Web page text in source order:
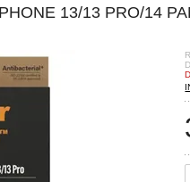
13/13 PRO/14